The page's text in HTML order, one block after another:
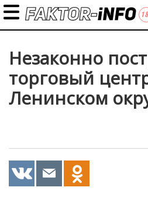
Незаконно
торговый
Ленинском